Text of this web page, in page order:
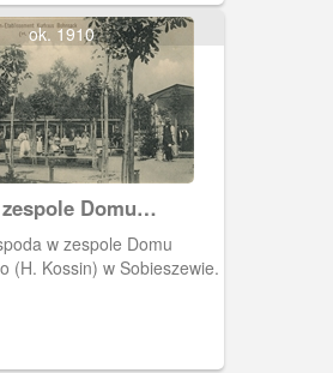
ok. 1910
Domu
w Sobieszewie
w zespole Domu
(H. Kossin) w Sobieszewie.